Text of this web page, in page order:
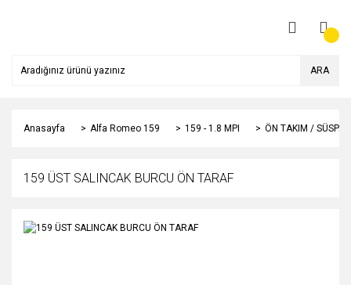
ARA
Anasayfa Alfa Romeo 159 159 - 1.8 MPI ÖN TAKIM /
159 ÜST SALINCAK BURCU ÖN TARAF